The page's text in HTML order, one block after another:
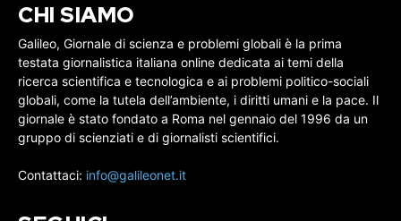
CHI SIAMO
Galileo, Giornale di scienza e problemi globali è la prima
testata giornalistica italiana online dedicata ai temi della
ricerca scientifica e tecnologica e ai problemi politico-sociali
globali, come la tutela dell’ambiente, i diritti umani e la pace. Il
giornale è stato fondato a Roma nel gennaio del 1996 da un
gruppo di scienziati e di giornalisti scientifici.
Contattaci: info@galileonet.it